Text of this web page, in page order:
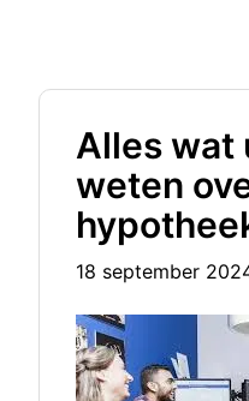
Alles wat
weten
18 september